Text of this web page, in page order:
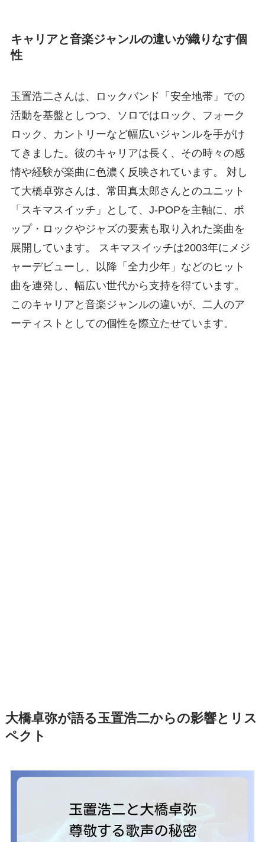
キャリアと音楽ジャンルの違いが織りなす個
性
玉置浩二さんは、ロックバンド「安全地帯」での
活動を基盤としつつ、ソロではロック、フォーク
ロック、カントリーなど幅広いジャンルを手がけ
てきました。彼のキャリアは長く、その時々の感
情や経験が楽曲に色濃く反映されています。 対し
て大橋卓弥さんは、常田真太郎さんとのユニット
「スキマスイッチ」として、J-POPを主軸に、ポ
ップ・ロックやジャズの要素も取り入れた楽曲を
展開しています。 スキマスイッチは2003年にメジ
ャーデビューし、以降「全力少年」などのヒット
曲を連発し、幅広い世代から支持を得ています。
このキャリアと音楽ジャンルの違いが、二人のア
ーティストとしての個性を際立たせています。
大橋卓弥が語る玉置浩二からの影響とリス
ペクト